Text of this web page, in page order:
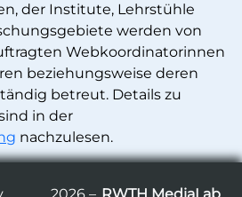
der Institute, Lehrstühle
werden von
Webkoordinatorinnen
beziehungsweise deren
betreut. Details zu
in der
nachzulesen.